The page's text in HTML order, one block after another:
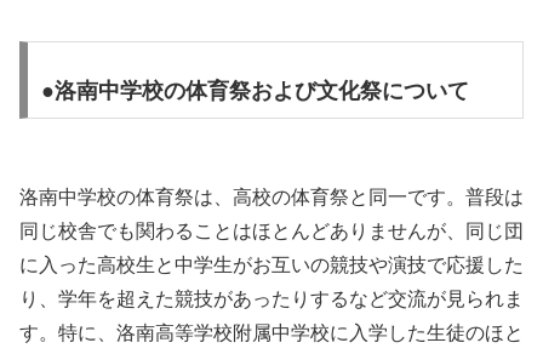
●洛南中学校の体育祭および文化祭について
洛南中学校の体育祭は、高校の体育祭と同一です。普段は
同じ校舎でも関わることはほとんどありませんが、同じ団
に入った高校生と中学生がお互いの競技や演技で応援した
り、学年を超えた競技があったりするなど交流が見られま
す。特に、洛南高等学校附属中学校に入学した生徒のほと